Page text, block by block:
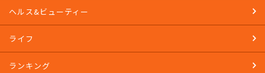
ヘルス&ビューティー
ライフ
ランキング